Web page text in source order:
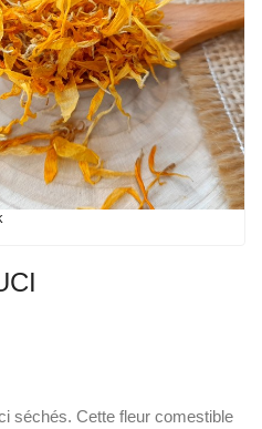
séchés. Cette fleur comestible